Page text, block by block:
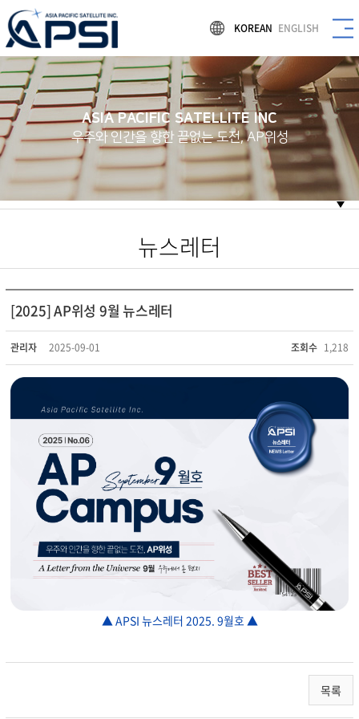
KOREAN ENGLISH
ASIA PACIFIC SATELLITE INC
우주와 인간을 향한 끝없는 도전, AP위성
뉴스레터
[2025] AP위성 9월 뉴스레터
관리자 2025-09-01 조회수 1,218
▲ APSI 뉴스레터 2025. 9월호 ▲
목록